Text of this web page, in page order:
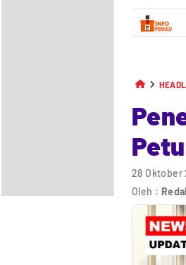
Oke Gas
28 Oktober
Oleh :